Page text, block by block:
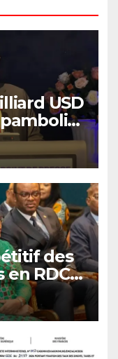
USD
cet
des
RDC :
la